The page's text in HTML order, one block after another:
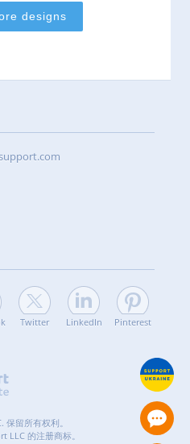
Twitter LinkedIn Pinterest
留所有权利。
的注册商标。